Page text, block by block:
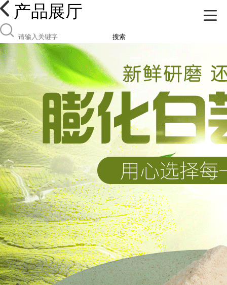
产品展厅
搜索